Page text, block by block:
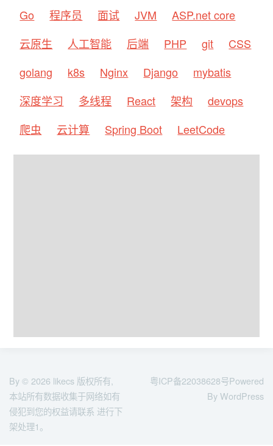
Go
程序员 面试 JVM
ASP.net core
云原生
人工智能 后端 PHP git
CSS
golang
k8s Nginx Django
mybatis
深度学习
多线程 React 架构
devops
爬虫
云计算 Spring Boot LeetCode
By © 2026 likecs 版权所有,
本站所有数据收集于网络如有
侵犯到您的权益请联系 进行下
架处理1。
粤ICP备22038628号Powered
By WordPress